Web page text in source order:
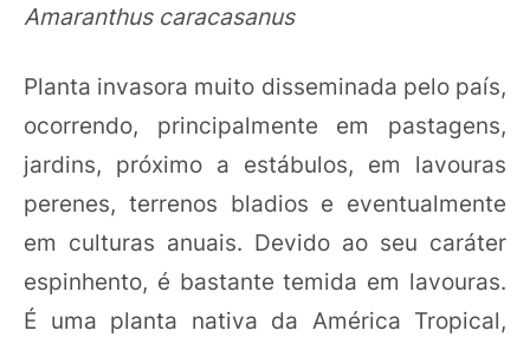
Amaranthus caracasanus
Planta invasora muito disseminada pelo país,
ocorrendo, principalmente em pastagens,
jardins, próximo a estábulos, em lavouras
perenes, terrenos bladios e eventualmente
em culturas anuais. Devido ao seu caráter
espinhento, é bastante temida em lavouras.
É uma planta nativa da América Tropical,